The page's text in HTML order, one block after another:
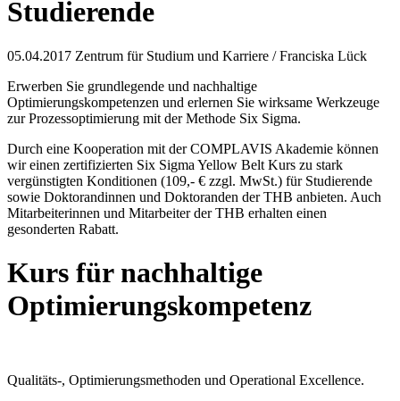
Studierende
05.04.2017 Zentrum für Studium und Karriere / Franciska Lück
Erwerben Sie grundlegende und nachhaltige
Optimierungskompetenzen und erlernen Sie wirksame Werkzeuge
zur Prozessoptimierung mit der Methode Six Sigma.
Durch eine Kooperation mit der COMPLAVIS Akademie können
wir einen zertifizierten Six Sigma Yellow Belt Kurs zu stark
vergünstigten Konditionen (109,- € zzgl. MwSt.) für Studierende
sowie Doktorandinnen und Doktoranden der THB anbieten. Auch
Mitarbeiterinnen und Mitarbeiter der THB erhalten einen
gesonderten Rabatt.
Kurs für nachhaltige
Optimierungskompetenz
Qualitäts-, Optimierungsmethoden und Operational Excellence.